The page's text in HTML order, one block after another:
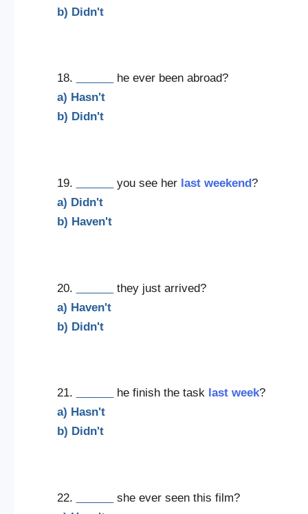
b) Didn't
18.
he ever been abroad?
a) Hasn't
b) Didn't
19. you see her last weekend?
a) Didn't
b) Haven't
20.
they just arrived?
a) Haven't
b) Didn't
21. he finish the task last week?
a) Hasn't
b) Didn't
22.
she ever seen this film?